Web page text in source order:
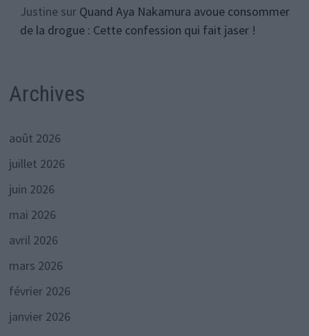
Justinesur Quand Aya Nakamura avoue consommer
de la drogue : Cette confession qui fait jaser !
Archives
août 2026
juillet 2026
juin 2026
mai 2026
avril 2026
mars 2026
février 2026
janvier 2026